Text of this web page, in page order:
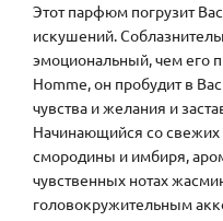
Этот парфюм погрузит
искушений.
эмоциональный, чем его
Homme, он пробудит в
чувства и желания и
Начинающийся со свежих
смородины и имбиря,
чувственных нотах
головокружительным